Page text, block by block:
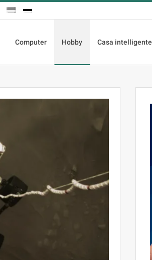
Computer Hobby Casa intelligente